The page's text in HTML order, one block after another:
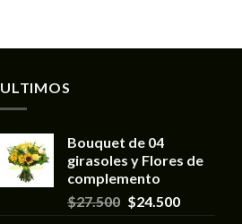
ULTIMOS
Bouquet de 04
girasoles y Flores de
complemento
$27.500 $24.500